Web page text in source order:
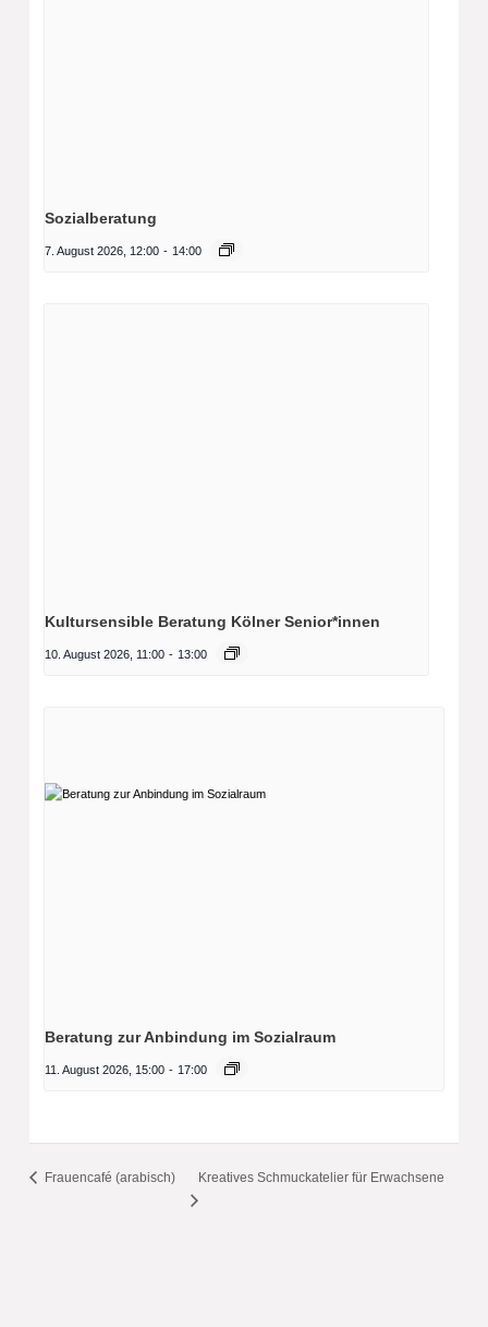
Sozialberatung
7. August 2026, 12:00 - 14:00
Kultursensible Beratung Kölner Senior*innen
10. August 2026, 11:00 - 13:00
Beratung zur Anbindung im Sozialraum
11. August 2026, 15:00 - 17:00
Frauencafé (arabisch) Kreatives Schmuckatelier für Erwachsene